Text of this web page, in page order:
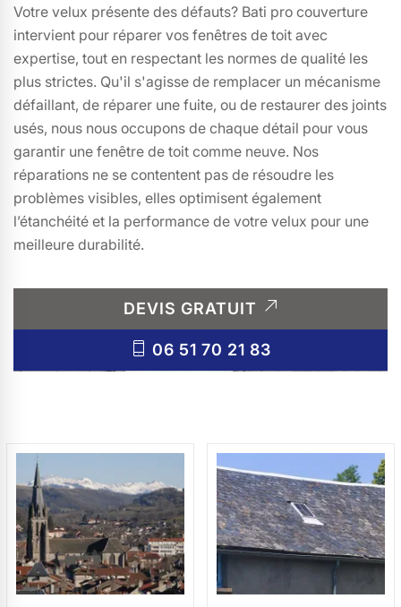
Votre velux présente des défauts? Bati pro couverture
intervient pour réparer vos fenêtres de toit avec
expertise, tout en respectant les normes de qualité les
plus strictes. Qu'il s'agisse de remplacer un mécanisme
défaillant, de réparer une fuite, ou de restaurer des joints
usés, nous nous occupons de chaque détail pour vous
garantir une fenêtre de toit comme neuve. Nos
réparations ne se contentent pas de résoudre les
problèmes visibles, elles optimisent également
l’étanchéité et la performance de votre velux pour une
meilleure durabilité.
DEVIS GRATUIT
06 51 70 21 83